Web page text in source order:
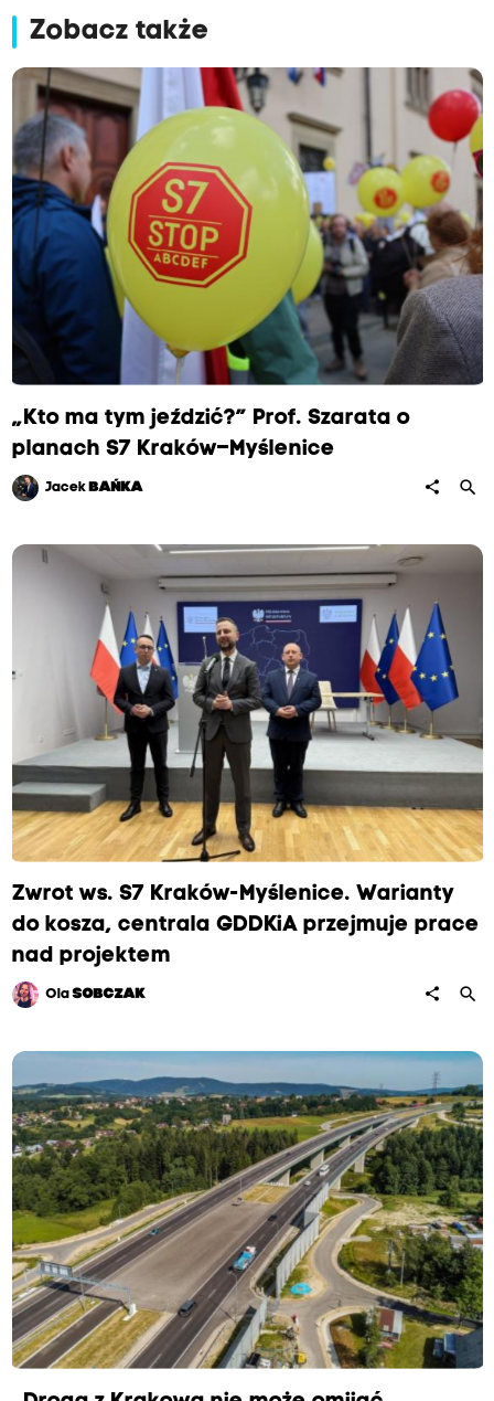
Zobacz także
„Kto ma tym jeździć?” Prof. Szarata o
planach S7 Kraków–Myślenice
Jacek BAŃKA share search
Zwrot ws. S7 Kraków-Myślenice. Warianty
do kosza, centrala GDDKiA przejmuje prace
nad projektem
OlaSOBCZAK share search